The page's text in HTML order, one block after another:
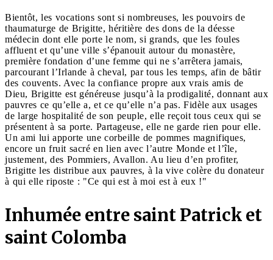
Bientôt, les vocations sont si nombreuses, les pouvoirs de
thaumaturge de Brigitte, héritière des dons de la déesse
médecin dont elle porte le nom, si grands, que les foules
affluent et qu’une ville s’épanouit autour du monastère,
première fondation d’une femme qui ne s’arrêtera jamais,
parcourant l’Irlande à cheval, par tous les temps, afin de bâtir
des couvents. Avec la confiance propre aux vrais amis de
Dieu, Brigitte est généreuse jusqu’à la prodigalité, donnant aux
pauvres ce qu’elle a, et ce qu’elle n’a pas. Fidèle aux usages
de large hospitalité de son peuple, elle reçoit tous ceux qui se
présentent à sa porte. Partageuse, elle ne garde rien pour elle.
Un ami lui apporte une corbeille de pommes magnifiques,
encore un fruit sacré en lien avec l’autre Monde et l’île,
justement, des Pommiers, Avallon. Au lieu d’en profiter,
Brigitte les distribue aux pauvres, à la vive colère du donateur
à qui elle riposte : "Ce qui est à moi est à eux !"
Inhumée entre saint Patrick et
saint Colomba